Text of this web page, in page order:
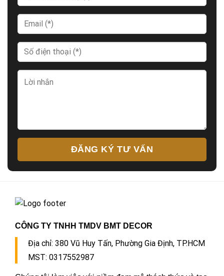
ĐĂNG KÝ TƯ VẤN
CÔNG TY TNHH TMDV BMT DECOR
Địa chỉ: 380 Vũ Huy Tấn, Phường Gia Định, TP.HCM
MST: 0317552987